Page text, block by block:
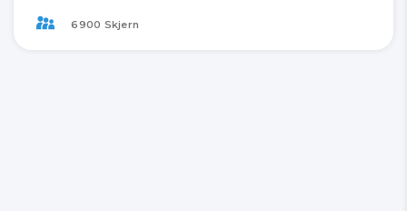
6900 Skjern